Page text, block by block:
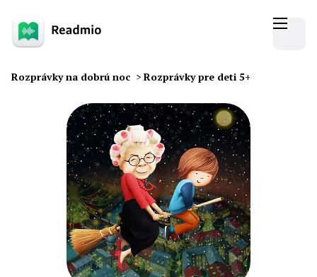
Rozprávky na dobrú noc > Rozprávky pre deti 5+